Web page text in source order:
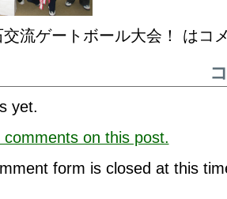
流ゲートボール大会！ は コ
yet.
on this post.
form is closed at this